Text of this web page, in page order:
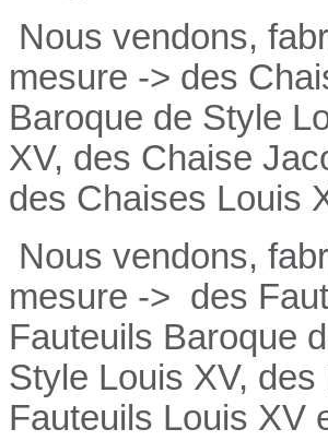
Nous vendons,
mesure -> des
Baroque de Style
XV, des Chaise
des Chaises Louis
Nous vendons,
mesure -> des
Fauteuils Baroque
Style Louis XV, des
Fauteuils Louis XV